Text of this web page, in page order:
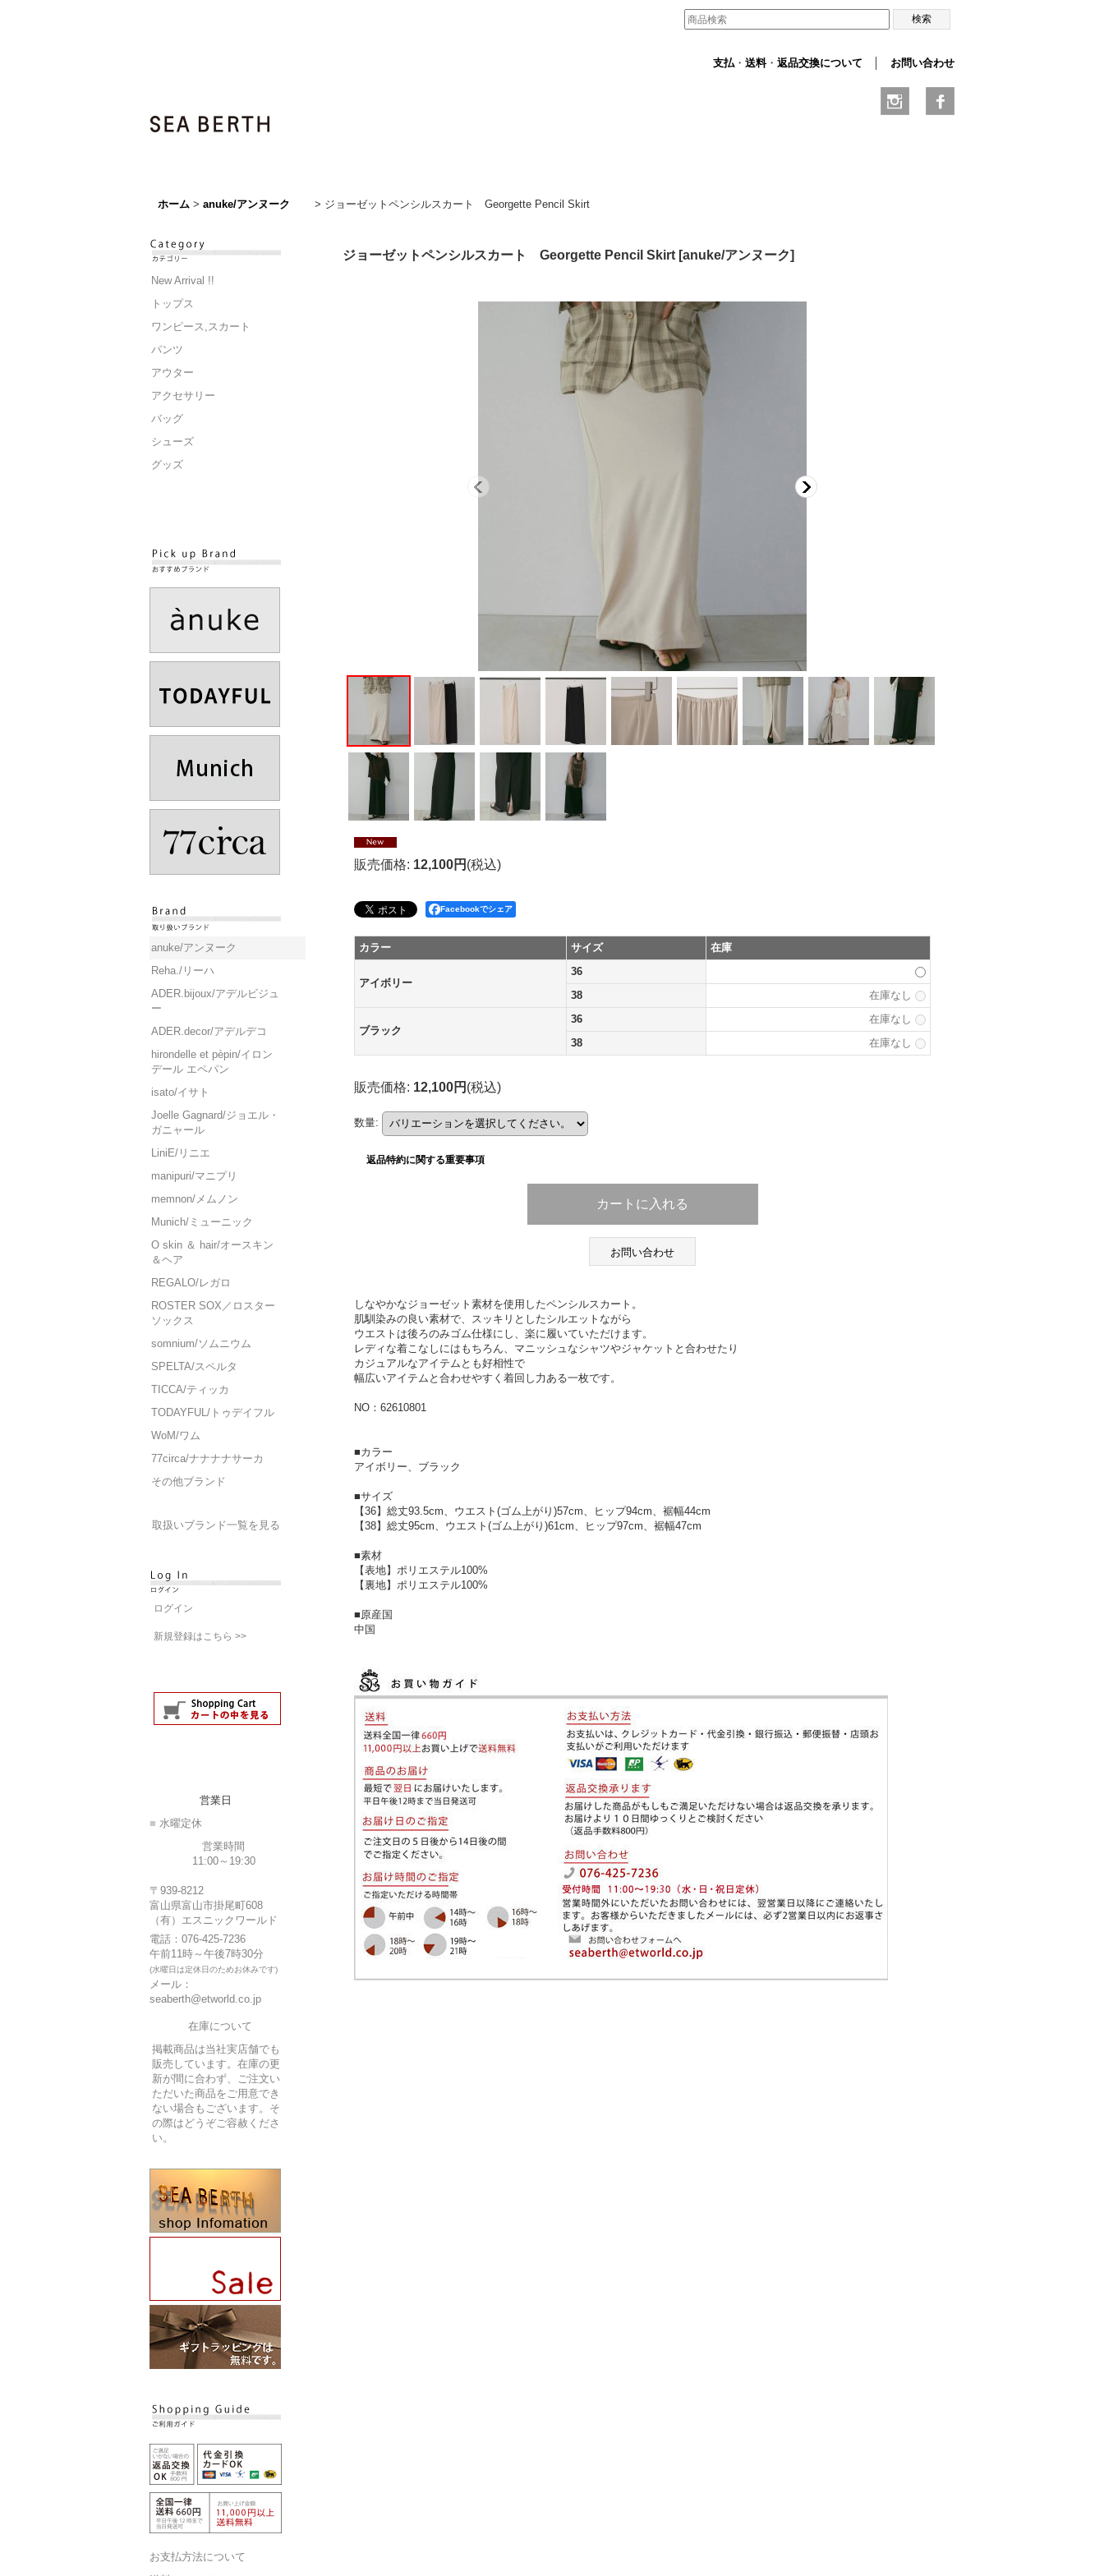
支払・ 送料・ 返品交換について お問い合わせ
ホーム > anuke/アンヌーク > ジョーゼットペンシルスカート Georgette Pencil Skirt
New Arrival !!
トップス
ワンピース,スカート
パンツ
アウター
アクセサリー
バッグ
シューズ
グッズ
anuke/アンヌーク
Reha./リーハ
ADER.bijoux/アデルビジュ
ー
ADER.decor/アデルデコ
hirondelle et pèpin/イロン
デール エペパン
isato/イサト
Joelle Gagnard/ジョエル・
ガニャール
LiniE/リニエ
manipuri/マニプリ
memnon/メムノン
Munich/ミューニック
O skin ＆ hair/オースキン
＆ヘア
REGALO/レガロ
ROSTER SOX／ロスター
ソックス
somnium/ソムニウム
SPELTA/スペルタ
TICCA/ティッカ
TODAYFUL/トゥデイフル
WoM/ワム
77circa/ナナナナサーカ
その他ブランド
取扱いブランド一覧を見る
ログイン
新規登録はこちら >>
営業日
■ 水曜定休
営業時間
11:00～19:30
〒939-8212
富山県富山市掛尾町608
（有）エスニックワールド
電話：076-425-7236
午前11時～午後7時30分
(水曜日は定休日のためお休みです)
メール：
seaberth@etworld.co.jp
在庫について
掲載商品は当社実店舗でも
販売しています。在庫の更
新が間に合わず、ご注文い
ただいた商品をご用意でき
ない場合もございます。そ
の際はどうぞご容赦くださ
い。
お支払方法について
ジョーゼットペンシルスカート Georgette Pencil Skirt [anuke/アンヌーク]
販売価格: 12,100円 (税込)
Facebookでシェア
カラー サイズ 在庫
アイボリー
36
38
在庫なし
ブラック
36
在庫なし
38
在庫なし
販売価格: 12,100円 (税込)
数量:
返品特約に関する重要事項
お問い合わせ
しなやかなジョーゼット素材を使用したペンシルスカート。
肌馴染みの良い素材で、スッキリとしたシルエットながら
ウエストは後ろのみゴム仕様にし、楽に履いていただけます。
レディな着こなしにはもちろん、マニッシュなシャツやジャケットと合わせたり
カジュアルなアイテムとも好相性で
幅広いアイテムと合わせやすく着回し力ある一枚です。
NO：62610801
■カラー
アイボリー、ブラック
■サイズ
【36】総丈93.5cm、ウエスト(ゴム上がり)57cm、ヒップ94cm、裾幅44cm
【38】総丈95cm、ウエスト(ゴム上がり)61cm、ヒップ97cm、裾幅47cm
■素材
【表地】ポリエステル100%
【裏地】ポリエステル100%
■原産国
中国